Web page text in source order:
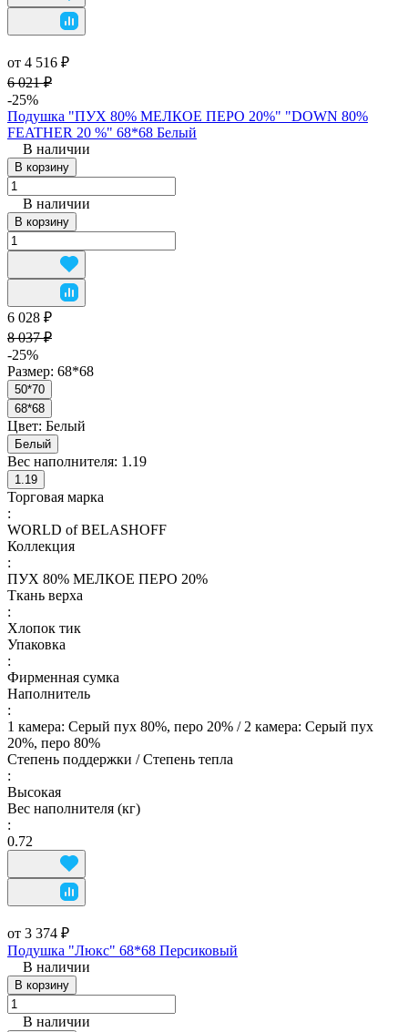
от 4 516 ₽
6 021 ₽
-25%
Подушка "ПУХ 80% МЕЛКОЕ ПЕРО 20%" "DOWN 80%
FEATHER 20 %" 68*68 Белый
В наличии
В корзину
В наличии
В корзину
6 028 ₽
8 037 ₽
-25%
Размер: 68*68
50*70
68*68
Цвет: Белый
Белый
Вес наполнителя: 1.19
1.19
Торговая марка
:
WORLD of BELASHOFF
Коллекция
:
ПУХ 80% МЕЛКОЕ ПЕРО 20%
Ткань верха
:
Хлопок тик
Упаковка
:
Фирменная сумка
Наполнитель
:
1 камера: Серый пух 80%, перо 20% / 2 камера: Серый пух
20%, перо 80%
Степень поддержки / Степень тепла
:
Высокая
Вес наполнителя (кг)
:
0.72
от 3 374 ₽
Подушка "Люкс" 68*68 Персиковый
В наличии
В корзину
В наличии